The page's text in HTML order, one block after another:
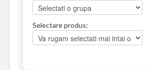
Selectare produs: